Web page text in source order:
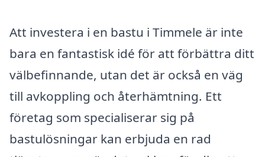
Att investera i en bastu i Timmele är inte
bara en fantastisk idé för att förbättra ditt
välbefinnande, utan det är också en väg
till avkoppling och återhämtning. Ett
företag som specialiserar sig på
bastulösningar kan erbjuda en rad